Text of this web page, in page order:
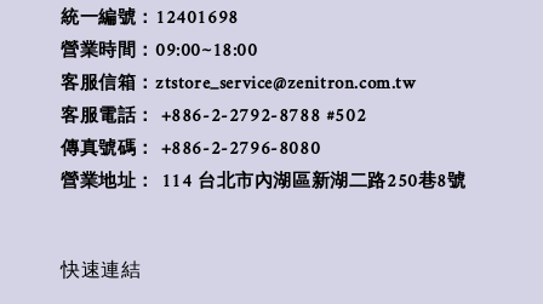
統一編號：12401698
營業時間：09:00~18:00
客服信箱：ztstore_service@zenitron.com.tw
客服電話： +886-2-2792-8788 #502
傳真號碼： +886-2-2796-8080
營業地址： 114 台北市內湖區新湖二路250巷8號
快速連結